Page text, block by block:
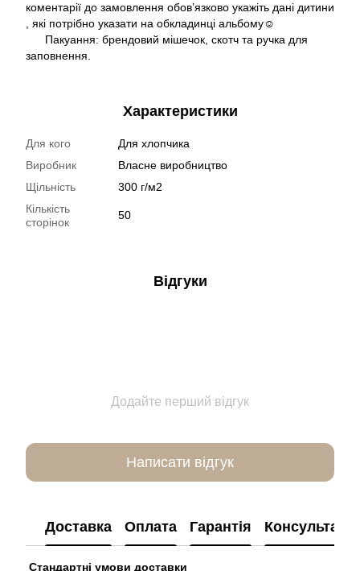
коментарії до замовлення обовʼязково укажіть дані дитини
, які потрібно указати на обкладинці альбому☺️
Пакуання: брендовий мішечок, скотч та ручка для
заповнення.
Характеристики
Для кого
Для хлопчика
Виробник
Власне виробництво
Щільність
300 г/м2
Кількість
сторінок
50
Відгуки
Додайте перший відгук
Написати відгук
Доставка Оплата Гарантія Консультація
Стандартні умови доставки